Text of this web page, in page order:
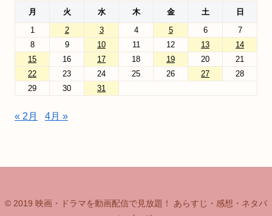
月 火 水 木 金 土
日
1
2 3 4 5 6
7
8
9 10 11 12 13
14
15
16 17 18 19 20
21
22
23 24 25 26 27
28
29
30 31
« 2月 4月 »
© 2019 映画・ドラマを動画配信で見放題！ あらすじ・感想・ネタバ